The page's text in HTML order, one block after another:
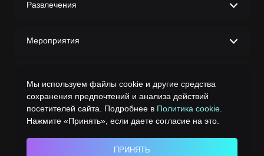
Мы используем файлы cookie и другие средства
сохранения предпочтений и анализа действий
посетителей сайта. Подробнее в Политика cookie
Нажмите «Принять», если даете согласие на это.
ПРИНЯТЬ
Развлечения
Мероприятия
Реквизиты